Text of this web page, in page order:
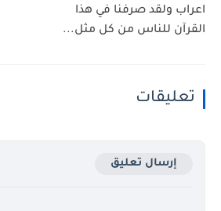
اعراب ولقد صرفنا في هذا
القرآن للناس من كل مثل...
تعليقات
إرسال تعليق